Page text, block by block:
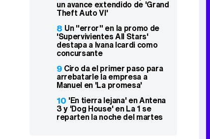
un avance extendido de 'Grand
Theft Auto VI'
8 Un "error" en la promo de
'Supervivientes All Stars'
destapa a Ivana Icardi como
concursante
9 Ciro da el primer paso para
arrebatarle la empresa a
Manuel en 'La promesa'
10 'En tierra lejana' en Antena
3 y 'Dog House' en La 1 se
reparten la noche del martes